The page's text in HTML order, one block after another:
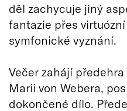
děl zachycuje jiný
fantazie přes
symfonické vyznání.
Večer zahájí
Marii von Webera,
dokončené dílo.